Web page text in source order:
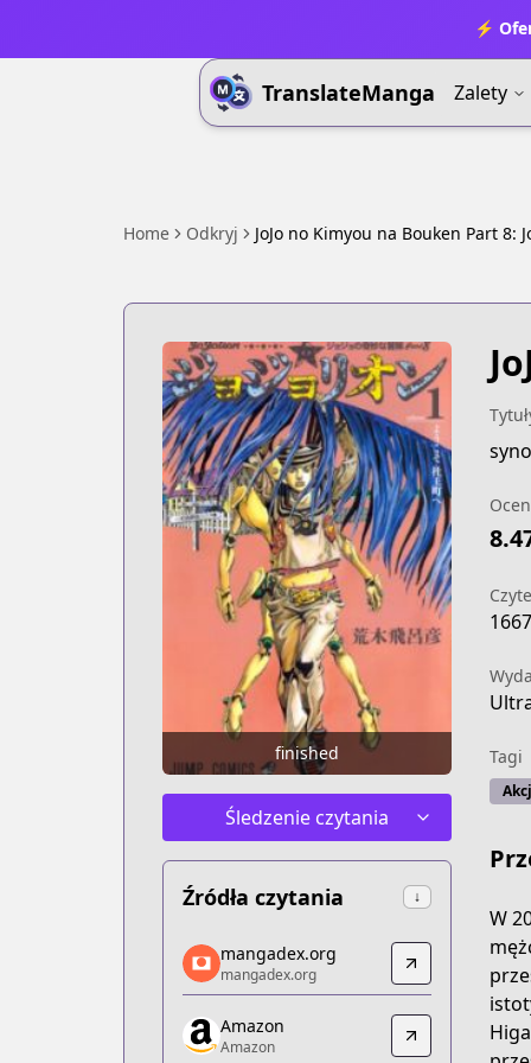
⚡
TranslateManga Zalety
Home Odkryj JoJo no Kimyou na Bouken Part 8:
finished
Śledzenie czytania
Źródła czytania ↓
mangadex.org
mangadex.org
https://mangadex.org/title/7a9d76c3-
Amazon
mangadex.org
mangadex.org
Amazon
Amazon
Tagi
W